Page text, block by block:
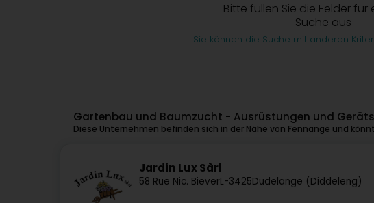
Bitte füllen Sie die Felder für
Suche aus
Sie können die Suche mit anderen
Gartenbau und Baumzucht - Ausrüstungen und
Diese Unternehmen befinden sich in der Nähe von Fennange und
Jardin Lux Sàrl
58 Rue Nic. BieverL-3425Dudelange (Diddeleng)